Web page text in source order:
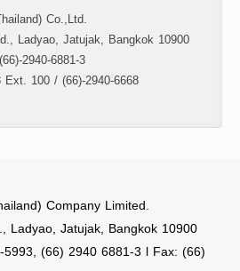
Co.,Ltd.
Ladyao, Jatujak, Bangkok 10900
2940-6881-3
Ext. 100 / (66)-2940-6668
Company Limited.
Ladyao, Jatujak, Bangkok 10900
(66) 2940 6881-3 l Fax: (66)